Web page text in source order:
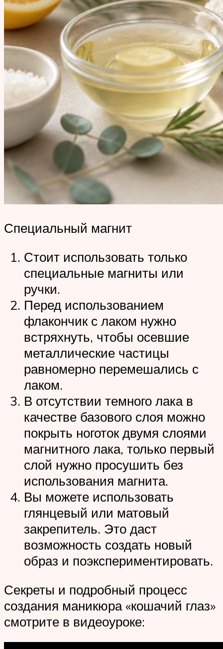
Специальный магнит
Стоит использовать только
специальные магниты или
ручки.
Перед использованием
флакончик с лаком нужно
встряхнуть, чтобы осевшие
металлические частицы
равномерно перемешались с
лаком.
В отсутствии темного лака в
качестве базового слоя можно
покрыть ноготок двумя слоями
магнитного лака, только первый
слой нужно просушить без
использования магнита.
Вы можете использовать
глянцевый или матовый
закрепитель. Это даст
возможность создать новый
образ и поэкспериментировать.
Секреты и подробный процесс
создания маникюра «кошачий глаз»
смотрите в видеоуроке: